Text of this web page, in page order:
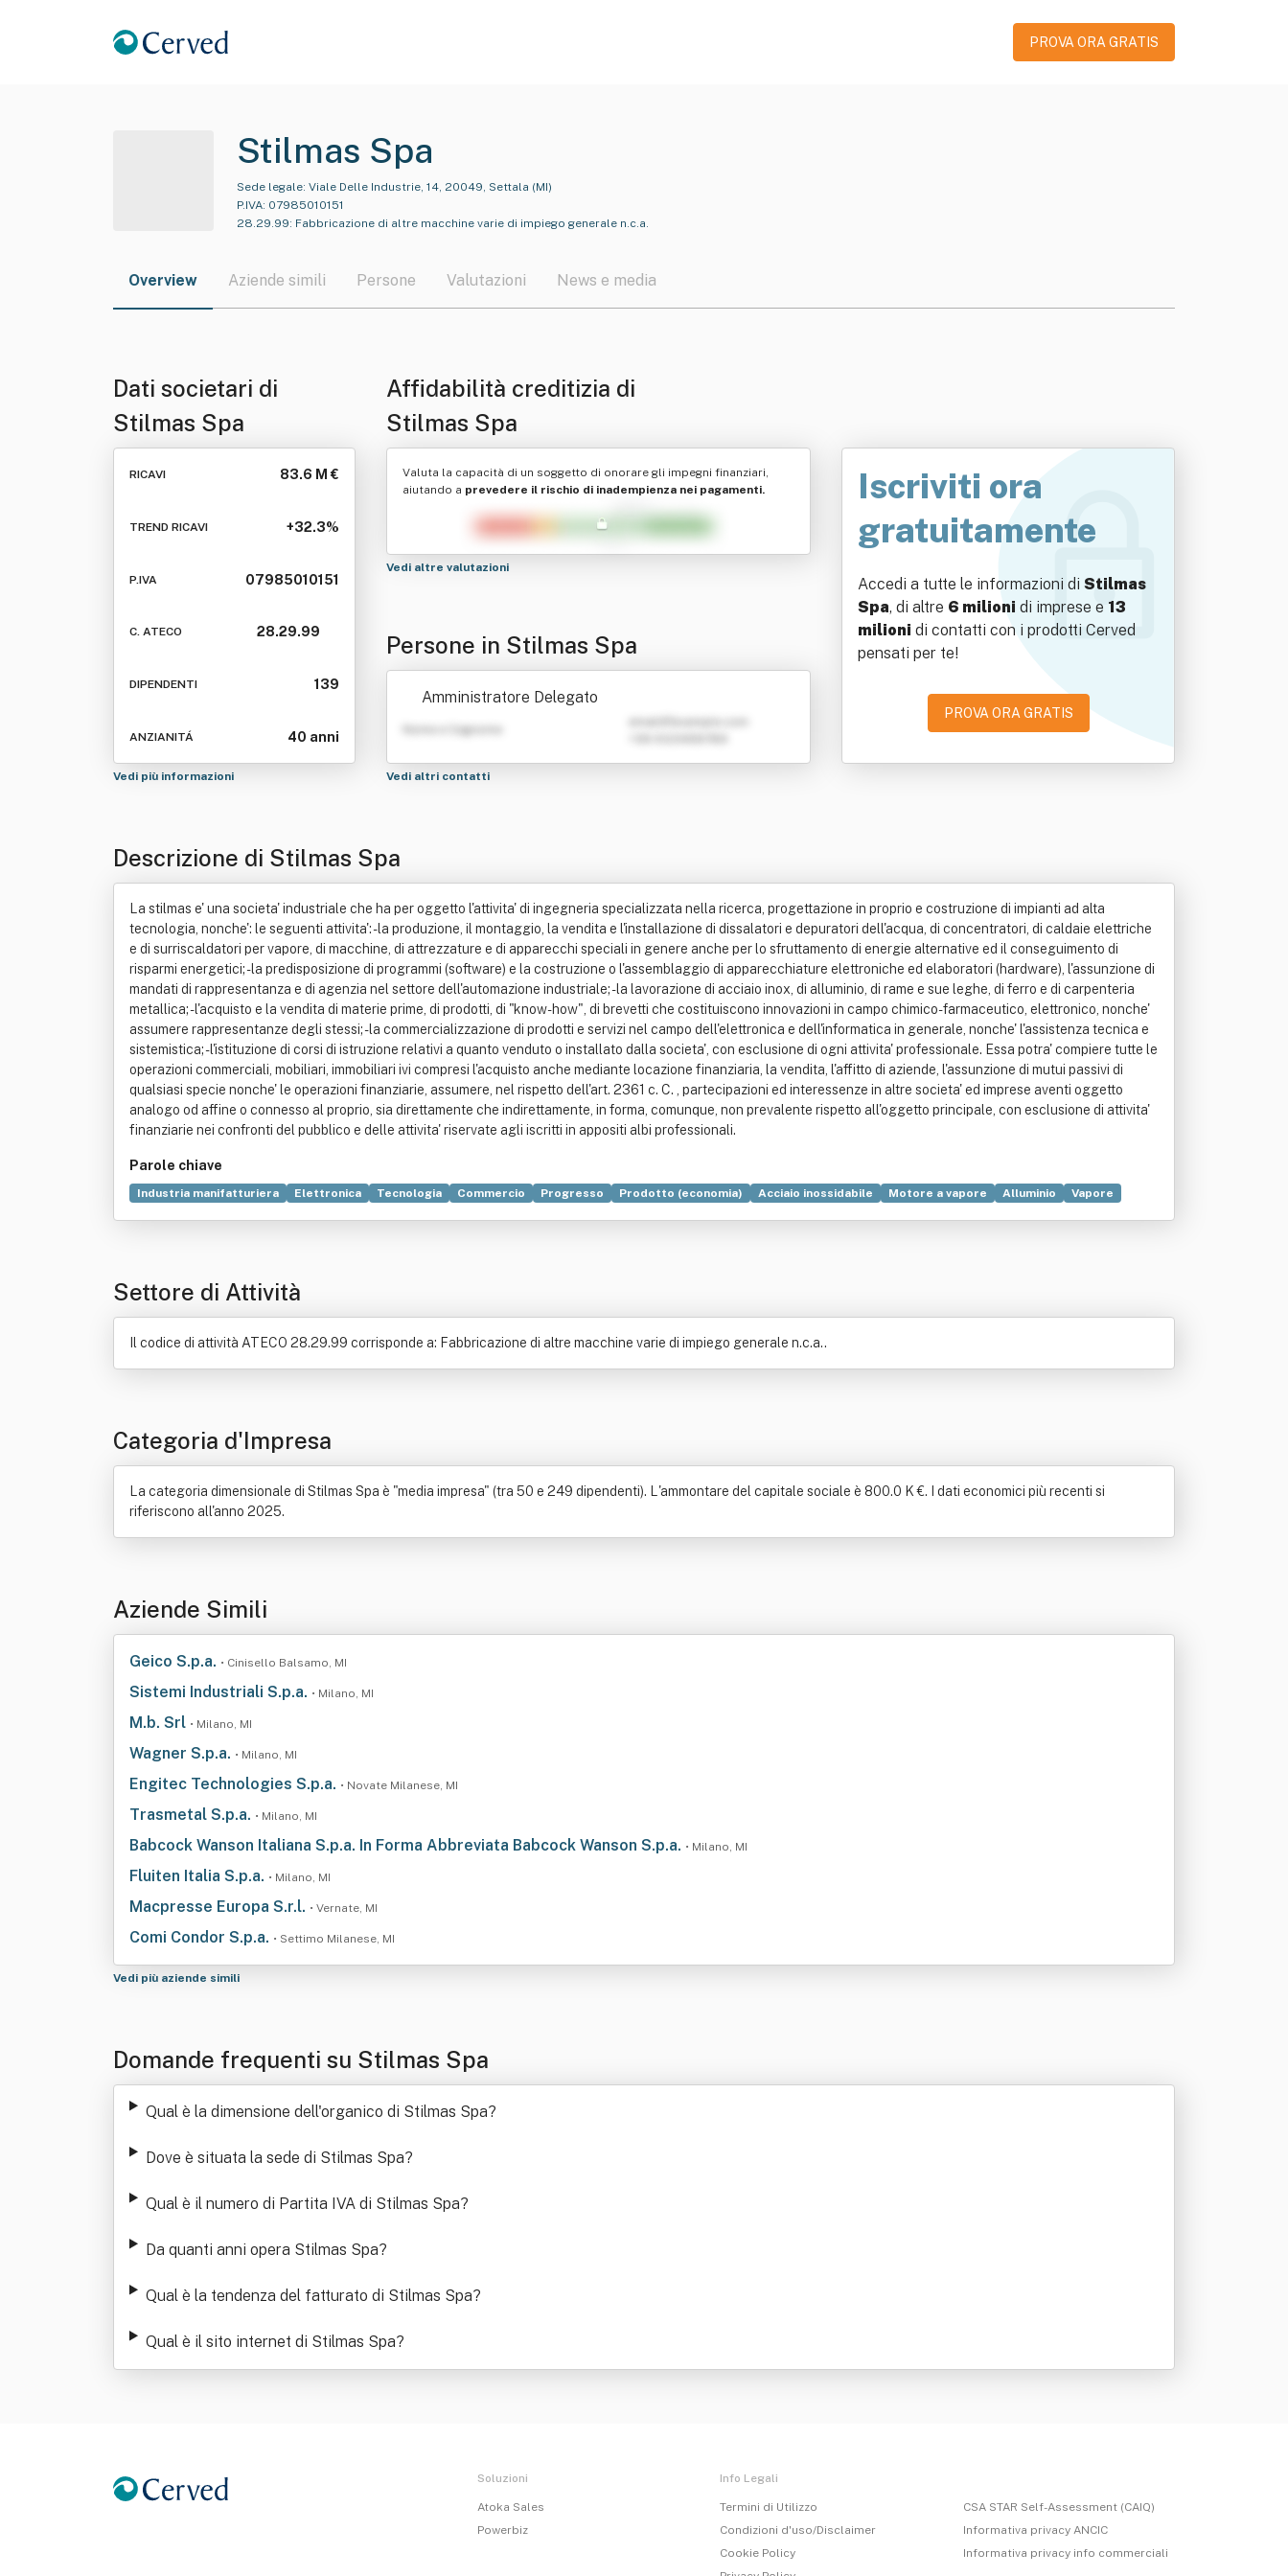
PROVA ORA GRATIS
Stilmas Spa
Sede legale: Viale Delle Industrie, 14, 20049, Settala (MI)
P.IVA: 07985010151
28.29.99: Fabbricazione di altre macchine varie di impiego generale n.c.a.
Overview Aziende simili Persone Valutazioni News e media
Dati societari di
Stilmas Spa
RICAVI 83.6 M €
TREND RICAVI +32.3%
P.IVA 07985010151
C. ATECO 28.29.99
DIPENDENTI 139
ANZIANITÁ 40 anni
Vedi più informazioni
Affidabilità creditizia di
Stilmas Spa
Valuta la capacità di un soggetto di onorare gli impegni finanziari,
aiutando a prevedere il rischio di inadempienza nei pagamenti.
Vedi altre valutazioni
Persone in Stilmas Spa
Amministratore Delegato
Nome e Cognome
Vedi altri contatti
Iscriviti ora
gratuitamente
Accedi a tutte le informazioni di Stilmas
Spa, di altre 6 milioni di imprese e 13
milioni di contatti con i prodotti Cerved
pensati per te!
PROVA ORA GRATIS
Descrizione di Stilmas Spa
La stilmas e' una societa' industriale che ha per oggetto l'attivita' di ingegneria specializzata nella ricerca, progettazione in proprio e costruzione di impianti ad alta
tecnologia, nonche': le seguenti attivita': - la produzione, il montaggio, la vendita e l'installazione di dissalatori e depuratori dell'acqua, di concentratori, di caldaie elettriche
e di surriscaldatori per vapore, di macchine, di attrezzature e di apparecchi speciali in genere anche per lo sfruttamento di energie alternative ed il conseguimento di
risparmi energetici; - la predisposizione di programmi (software) e la costruzione o l'assemblaggio di apparecchiature elettroniche ed elaboratori (hardware), l'assunzione di
mandati di rappresentanza e di agenzia nel settore dell'automazione industriale; - la lavorazione di acciaio inox, di alluminio, di rame e sue leghe, di ferro e di carpenteria
metallica; - l'acquisto e la vendita di materie prime, di prodotti, di "know-how", di brevetti che costituiscono innovazioni in campo chimico-farmaceutico, elettronico, nonche'
assumere rappresentanze degli stessi; - la commercializzazione di prodotti e servizi nel campo dell'elettronica e dell'informatica in generale, nonche' l'assistenza tecnica e
sistemistica; - l'istituzione di corsi di istruzione relativi a quanto venduto o installato dalla societa', con esclusione di ogni attivita' professionale. Essa potra' compiere tutte le
operazioni commerciali, mobiliari, immobiliari ivi compresi l'acquisto anche mediante locazione finanziaria, la vendita, l'affitto di aziende, l'assunzione di mutui passivi di
qualsiasi specie nonche' le operazioni finanziarie, assumere, nel rispetto dell'art. 2361 c. C. , partecipazioni ed interessenze in altre societa' ed imprese aventi oggetto
analogo od affine o connesso al proprio, sia direttamente che indirettamente, in forma, comunque, non prevalente rispetto all'oggetto principale, con esclusione di attivita'
finanziarie nei confronti del pubblico e delle attivita' riservate agli iscritti in appositi albi professionali.
Parole chiave
Industria manifatturiera Elettronica Tecnologia Commercio Progresso Prodotto (economia) Acciaio inossidabile Motore a vapore Alluminio
Vapore
Settore di Attività
Il codice di attività ATECO 28.29.99 corrisponde a: Fabbricazione di altre macchine varie di impiego generale n.c.a..
Categoria d'Impresa
La categoria dimensionale di Stilmas Spa è "media impresa" (tra 50 e 249 dipendenti). L'ammontare del capitale sociale è 800.0 K €. I dati economici più recenti si
riferiscono all'anno 2025.
Aziende Simili
Geico S.p.a. • Cinisello Balsamo, MI
Sistemi Industriali S.p.a. • Milano, MI
M.b. Srl • Milano, MI
Wagner S.p.a. • Milano, MI
Engitec Technologies S.p.a. • Novate Milanese, MI
Trasmetal S.p.a. • Milano, MI
Babcock Wanson Italiana S.p.a. In Forma Abbreviata Babcock Wanson S.p.a. • Milano, MI
Fluiten Italia S.p.a. • Milano, MI
Macpresse Europa S.r.l. • Vernate, MI
Comi Condor S.p.a. • Settimo Milanese, MI
Vedi più aziende simili
Domande frequenti su Stilmas Spa
Qual è la dimensione dell'organico di Stilmas Spa?
Dove è situata la sede di Stilmas Spa?
Qual è il numero di Partita IVA di Stilmas Spa?
Da quanti anni opera Stilmas Spa?
Qual è la tendenza del fatturato di Stilmas Spa?
Qual è il sito internet di Stilmas Spa?
Soluzioni
Atoka Sales
Powerbiz
Info Legali
Termini di Utilizzo
Condizioni d'uso/Disclaimer
Cookie Policy
CSA STAR Self-Assessment (CAIQ)
Informativa privacy ANCIC
Informativa privacy info commerciali